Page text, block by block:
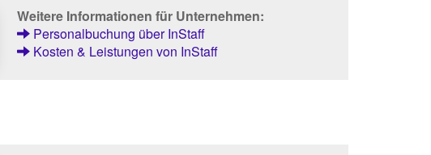
Weitere Informationen für Unternehmen:
Personalbuchung über InStaff
Kosten & Leistungen von InStaff